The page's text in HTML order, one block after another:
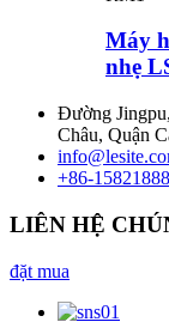
Máy
nhẹ
Đường
Châu, Quận
+86-
LIÊN HỆ
đặt mua